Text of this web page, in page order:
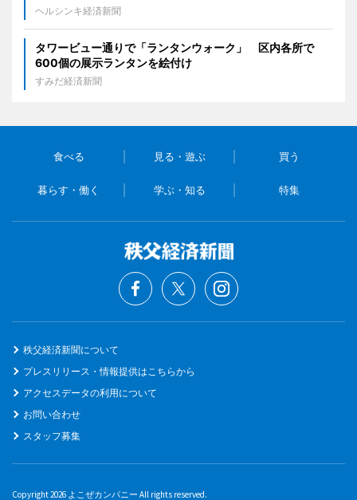
ヘルシンキ経済新聞
タワービュー通りで「ランタンウォーク」 区内各所で
600個の展示ランタンを絵付け
すみだ経済新聞
食べる 見る・遊ぶ 買う
暮らす・働く 学ぶ・知る 特集
秩父経済新聞について
プレスリリース・情報提供はこちらから
アクセスデータの利用について
お問い合わせ
スタッフ募集
Copyright 2026 よこぜカンパニー All rights reserved.